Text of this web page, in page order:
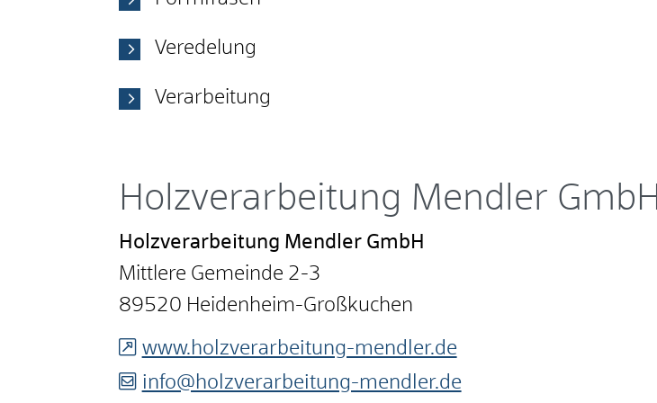
Veredelung
Verarbeitung
Holzverarbeitung Mendler GmbH
Holzverarbeitung Mendler GmbH
Mittlere Gemeinde 2-3
89520 Heidenheim-Großkuchen
www.holzverarbeitung-mendler.de
info@holzverarbeitung-mendler.de